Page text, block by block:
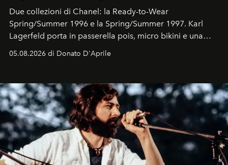
Due collezioni di Chanel: la Ready-to-Wear
Spring/Summer 1996 e la Spring/Summer 1997. Karl
Lagerfeld porta in passerella pois, micro bikini e una
Kate, Claudia e Carla una dietro l'altra. Trent'anni dopo,
uno dei documenti più contemporanei che abbiamo.
05.08.2026 di Donato D'Aprile